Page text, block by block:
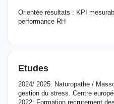
Orientée résultats : KPI
performance RH
Etudes
2024/ 2025: Naturopathe /
gestion du stress. Centre
2022: Formation recrutement